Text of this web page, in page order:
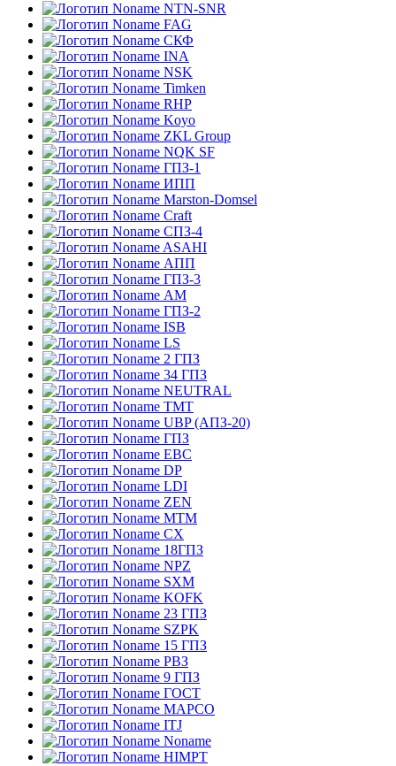
NTN-SNR
FAG
СКФ
INA
NSK
Timken
RHP
Koyo
ZKL Group
NQK SF
ГПЗ-1
ИПП
Marston-Domsel
Craft
СПЗ-4
ASAHI
АПП
ГПЗ-3
АМ
ГПЗ-2
ISB
LS
2 ГПЗ
34 ГПЗ
NEUTRAL
TMT
UBP (АПЗ-20)
ГПЗ
EBC
DP
LDI
ZEN
MTM
CX
18ГПЗ
NPZ
SXM
KOFK
23 ГПЗ
SZPK
15 ГПЗ
РВЗ
9 ГПЗ
ГОСТ
MAPCO
ITJ
Noname
HIMPT